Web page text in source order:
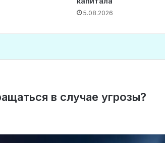
5.08.2026